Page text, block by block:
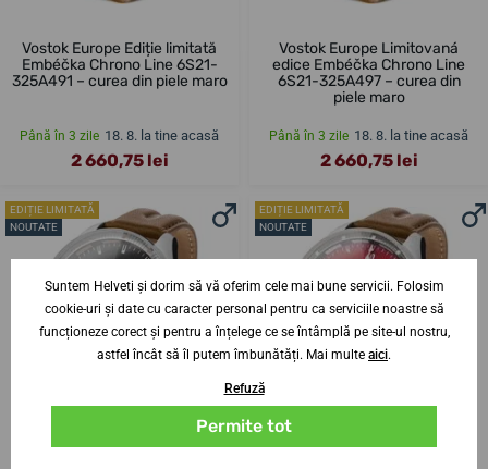
Vostok Europe Ediție limitată
Embéčka Chrono Line 6S21-
325A491 – curea din piele maro
Până în 3 zile 18. 8. la tine acasă
2 660,75 lei
Vostok Europe Limitovaná
edice Embéčka Chrono Line
6S21-325A497 – curea din
piele maro
Până în 3 zile 18. 8. la tine acasă
2 660,75 lei
EDIȚIE LIMITATĂ
NOUTATE
EDIȚIE LIMITATĂ
NOUTATE
Suntem Helveti și dorim să vă oferim cele mai bune servicii. Folosim
cookie-uri și date cu caracter personal pentru ca serviciile noastre să
funcționeze corect și pentru a înțelege ce se întâmplă pe site-ul nostru,
astfel încât să îl putem îmbunătăți. Mai multe aici.
Refuză
Permite tot